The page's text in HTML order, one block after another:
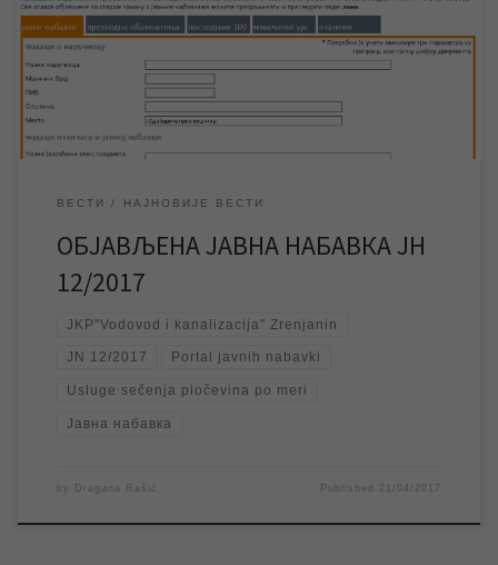
нисмо у могућности да јавну набавку објавимо на сајту нашег
предузећа. Јавну набавку ЈН 12/2017 „Услуге сечења
плочевина по мери“ можете погледати на Порталу јавних
набавки , где […]
ВЕСТИ НАЈНОВИЈЕ ВЕСТИ
ОБЈАВЉЕНА ЈАВНА НАБАВКА ЈН
12/2017
JKP"Vodovod i kanalizacija" Zrenjanin
JN 12/2017 Portal javnih nabavki
Usluge sečenja pločevina po meri
Јавна набавка
by Dragana Rašić Published 21/04/2017